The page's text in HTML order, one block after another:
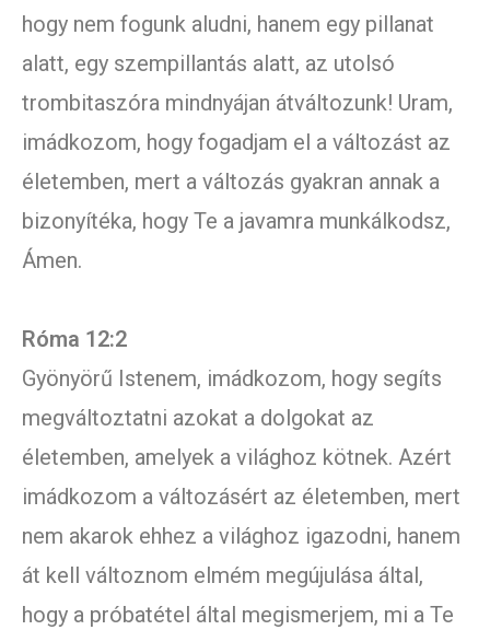
hogy nem fogunk aludni, hanem egy pillanat
alatt, egy szempillantás alatt, az utolsó
trombitaszóra mindnyájan átváltozunk! Uram,
imádkozom, hogy fogadjam el a változást az
életemben, mert a változás gyakran annak a
bizonyítéka, hogy Te a javamra munkálkodsz,
Ámen.
Róma 12:2
Gyönyörű Istenem, imádkozom, hogy segíts
megváltoztatni azokat a dolgokat az
életemben, amelyek a világhoz kötnek. Azért
imádkozom a változásért az életemben, mert
nem akarok ehhez a világhoz igazodni, hanem
át kell változnom elmém megújulása által,
hogy a próbatétel által megismerjem, mi a Te